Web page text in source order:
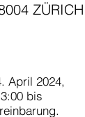
ZÜRICH
April 2024,
bis